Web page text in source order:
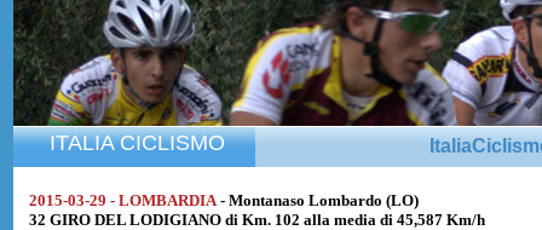
ITALIA CICLISMO
2015-03-29 - LOMBARDIA - Montanaso Lombardo (LO)
32 GIRO DEL LODIGIANO di Km. 102 alla media di 45,587 Km/h